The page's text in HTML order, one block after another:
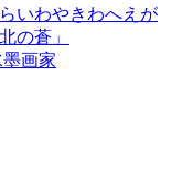
いわやきわへえが
の蒼」
画家